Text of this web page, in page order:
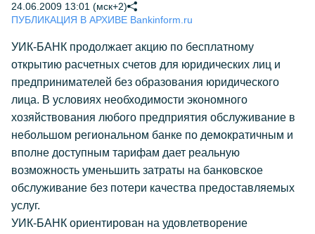
24.06.2009 13:01 (мск+2)
ПУБЛИКАЦИЯ В АРХИВЕ Bankinform.ru
УИК-БАНК продолжает акцию по бесплатному
открытию расчетных счетов для юридических лиц и
предпринимателей без образования юридического
лица. В условиях необходимости экономного
хозяйствования любого предприятия обслуживание в
небольшом региональном банке по демократичным и
вполне доступным тарифам дает реальную
возможность уменьшить затраты на банковское
обслуживание без потери качества предоставляемых
услуг.
УИК-БАНК ориентирован на удовлетворение